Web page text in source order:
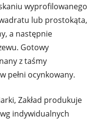
wyprofilowanego
lub prostokąta,
a następnie
Gotowy
z taśmy
pełni ocynkowany.
Zakład produkuje
indywidualnych